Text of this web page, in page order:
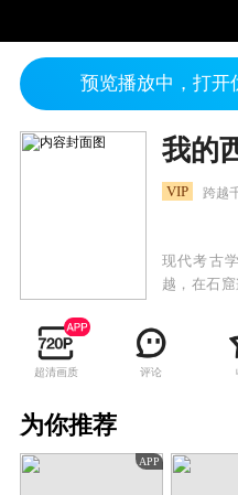
预览播放中，打开
VIP 跨越
现代考古
越，在石
象莎车国
依慕公主
阴谋，化
超清画质 评论
为你推荐
APP